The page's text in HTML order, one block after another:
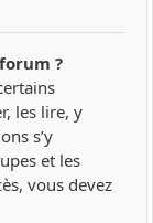
?
les lire, y
s’y
et les
vous devez